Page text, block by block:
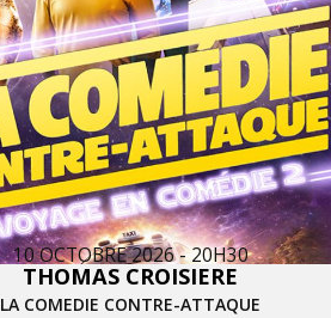
10 OCTOBRE 2026 - 20H30
THOMAS CROISIERE
LA COMEDIE CONTRE-ATTAQUE